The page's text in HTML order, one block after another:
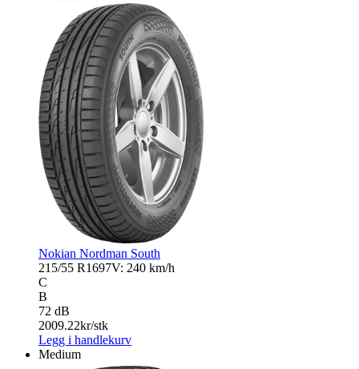
Nokian Nordman South
215/55 R1697V: 240 km/h
C
B
72 dB
2009.22kr/stk
Legg i handlekurv
Medium